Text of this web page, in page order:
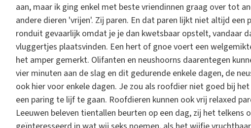
aan, maar ik ging enkel met beste vriendinnen graag over tot
andere dieren 'vrijen'. Zij paren. En dat paren lijkt niet altijd een
ronduit gevaarlijk omdat je je dan kwetsbaar opstelt, vandaar
vluggertjes plaatsvinden. Een hert of gnoe voert een
het amper gemerkt. Olifanten en neushoorns daarentegen
vier minuten aan de slag en dit gedurende enkele dagen, de
ook hier voor enkele dagen. Je zou als roofdier niet goed bij
een paring te lijf te gaan. Roofdieren kunnen ook vrij relaxed
Leeuwen beleven tientallen beurten op een dag, zij het telkens